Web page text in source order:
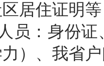
居住证明
员：身份
）、我省